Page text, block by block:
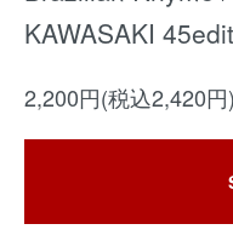
KAWASAKI
2,200円(税込2,420円)